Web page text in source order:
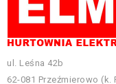
ul. Leśna 42b
62-081 Przeźmierowo (k.